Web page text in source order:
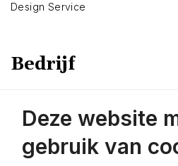
Design Service
Bedrijf
Contact opnemen
Deze website
gebruik van